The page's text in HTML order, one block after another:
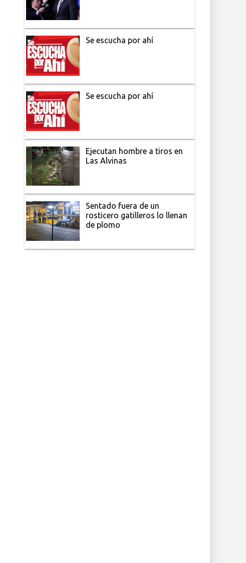
Se escucha por ahí
Se escucha por ahí
Ejecutan hombre a tiros en
Las Alvinas
Sentado fuera de un
rosticero gatilleros lo llenan
de plomo